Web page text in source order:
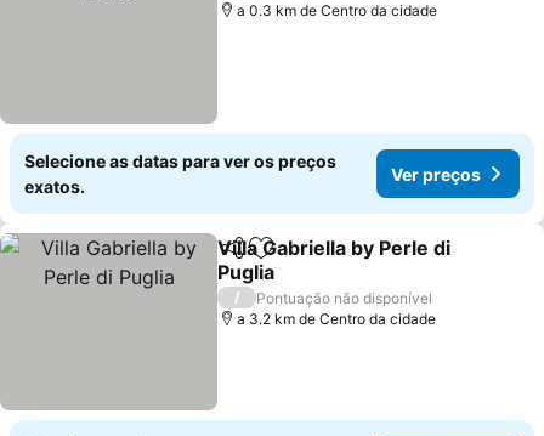
a 0.3 km de Centro da cidade
Selecione as datas para ver os preços
exatos.
Ver preços
PartilharAdicionar aos favoritos
Villa Gabriella by Perle di
Puglia
Ver preços
/
Pontuação não disponível
a 3.2 km de Centro da cidade